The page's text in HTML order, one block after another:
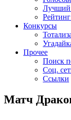
Лучший
Конкурсы
Прочее
Поиск
Соц.
Ссылки
Матч